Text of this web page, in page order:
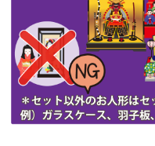
第46回人形供養祭
第45回人形供養祭
第44回人形供養祭
第43回人形供養祭